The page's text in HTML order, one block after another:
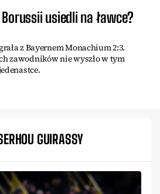
usiedli na ławce?
z Bayernem Monachium 2:3.
zawodników nie wyszło w tym
GUIRASSY